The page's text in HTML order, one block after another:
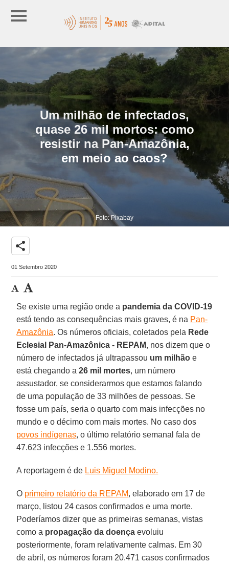
Um milhão de infectados,
quase 26 mil mortos: como
resistir na Pan-Amazônia,
em meio ao caos?
Foto: Pixabay
share
01 Setembro 2020
Se existe uma região onde a pandemia da COVID-19
está tendo as consequências mais graves, é na Pan-
Amazônia. Os números oficiais, coletados pela Rede
Eclesial Pan-Amazônica - REPAM, nos dizem que o
número de infectados já ultrapassou um milhão e
está chegando a26 mil mortes, um número
assustador, se considerarmos que estamos falando
de uma população de 33 milhões de pessoas. Se
fosse um país, seria o quarto com mais infecções no
mundo e o décimo com mais mortes. No caso dos
povos indígenas, o último relatório semanal fala de
47.623 infecções e 1.556 mortes.
A reportagem é de Luis Miguel Modino.
O primeiro relatório da REPAM, elaborado em 17 de
março, listou 24 casos confirmados e uma morte.
Poderíamos dizer que as primeiras semanas, vistas
como a propagação da doença evoluiu
posteriormente, foram relativamente calmas. Em 30
de abril, os números foram 20.471 casos confirmados